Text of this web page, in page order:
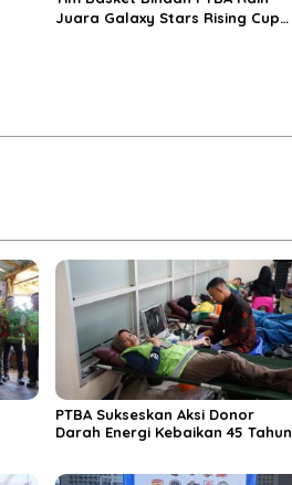
Juara Galaxy Stars Rising Cup
PTBA Sukseskan Aksi Donor
Darah Energi Kebaikan 45 Tahun